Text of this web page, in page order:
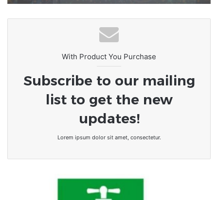
With Product You Purchase
Subscribe to our mailing
list to get the new
updates!
Lorem ipsum dolor sit amet, consectetur.